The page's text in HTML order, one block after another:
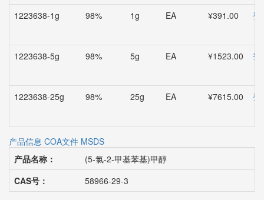
1223638-1g 98% 1g EA ¥391.00 登
1223638-5g 98% 5g EA ¥1523.00 登
1223638-25g 98% 25g EA ¥7615.00 登
产品信息 COA文件 MSDS
产品名称：
(5-氯-2-甲基苯基)甲醇
CAS号：
58966-29-3